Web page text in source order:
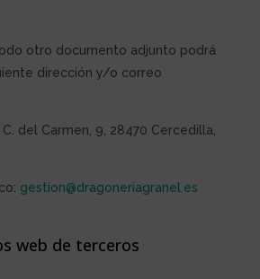
otro documento adjunto podrá
dirección y/o correo
C. del Carmen, 9, 28470 Cercedilla,
gestion@dragoneriagranel.es
web de terceros